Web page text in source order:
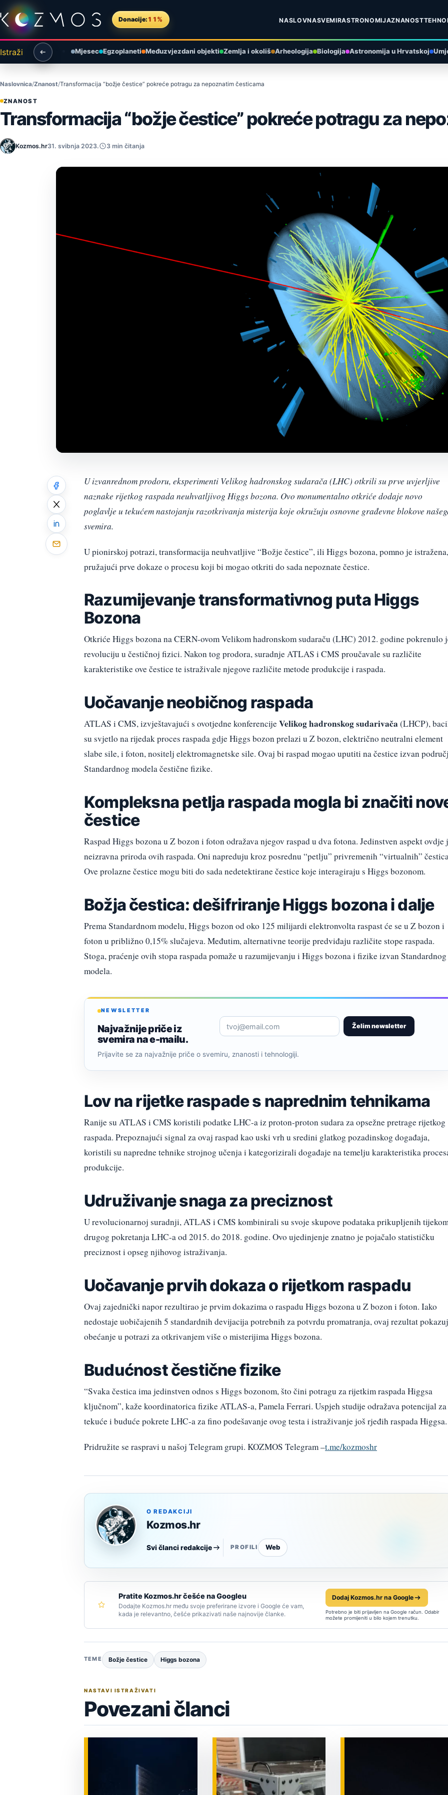
Preskoči na sadržaj
Donacije: 11% NASLOVNASVEMIRASTRONOMIJAZNANOST
Istraži Mjesec Egzoplaneti Međuzvjezdani objekti Zemlja i okoliš Arheologija Biologija Astronomija u Hrvatskoj
Naslovnica Znanost Transformacija “božje čestice” pokreće potragu za nepoznatim česticama
ZNANOST
Transformacija “božje čestice” pokreće potragu za
Kozmos.hr31. svibnja 2023. 3 min čitanja
U izvanrednom prodoru, eksperimenti Velikog hadronskog sudarača (LHC) otkrili su prve uvjerljive
naznake rijetkog raspada neuhvatljivog Higgs bozona. Ovo monumentalno otkriće dodaje novo
poglavlje u tekućem nastojanju razotkrivanja misterija koje okružuju osnovne građevne blokove
svemira.
U pionirskoj potrazi, transformacija neuhvatljive “Božje čestice”, ili Higgs bozona, pomno je istražena,
pružajući prve dokaze o procesu koji bi mogao otkriti do sada nepoznate čestice.
Razumijevanje transformativnog puta Higgs
Bozona
Otkriće Higgs bozona na CERN-ovom Velikom hadronskom sudaraču (LHC) 2012. godine pokrenulo
revoluciju u čestičnoj fizici. Nakon tog prodora, suradnje ATLAS i CMS proučavale su različite
karakteristike ove čestice te istraživale njegove različite metode produkcije i raspada.
Uočavanje neobičnog raspada
ATLAS i CMS, izvještavajući s ovotjedne konferencijeVelikog hadronskog sudarivača (LHCP),
su svjetlo na rijedak proces raspada gdje Higgs bozon prelazi u Z bozon, električno neutralni element
slabe sile, i foton, nositelj elektromagnetske sile. Ovaj bi raspad mogao uputiti na čestice izvan
Standardnog modela čestične fizike.
Kompleksna petlja raspada mogla bi značiti
čestice
Raspad Higgs bozona u Z bozon i foton odražava njegov raspad u dva fotona. Jedinstven aspekt ovdje
neizravna priroda ovih raspada. Oni napreduju kroz posrednu “petlju” privremenih “virtualnih”
Ove prolazne čestice mogu biti do sada nedetektirane čestice koje interagiraju s Higgs bozonom.
Božja čestica: dešifriranje Higgs bozona i dalje
Prema Standardnom modelu, Higgs bozon od oko 125 milijardi elektronvolta raspast će se u Z bozon i
foton u približno 0,15% slučajeva. Međutim, alternativne teorije predviđaju različite stope raspada.
Stoga, praćenje ovih stopa raspada pomaže u razumijevanju i Higgs bozona i fizike izvan Standardnog
modela.
NEWSLETTER
Najvažnije priče iz
svemira na e-mailu.
Želim newsletter
Prijavite se za najvažnije priče o svemiru, znanosti i tehnologiji.
Lov na rijetke raspade s naprednim tehnikama
Ranije su ATLAS i CMS koristili podatke LHC-a iz proton-proton sudara za opsežne pretrage rijetkog
raspada. Prepoznajući signal za ovaj raspad kao uski vrh u sredini glatkog pozadinskog događaja,
koristili su napredne tehnike strojnog učenja i kategorizirali događaje na temelju karakteristika
produkcije.
Udruživanje snaga za preciznost
U revolucionarnoj suradnji, ATLAS i CMS kombinirali su svoje skupove podataka prikupljenih
drugog pokretanja LHC-a od 2015. do 2018. godine. Ovo ujedinjenje znatno je pojačalo statističku
preciznost i opseg njihovog istraživanja.
Uočavanje prvih dokaza o rijetkom raspadu
Ovaj zajednički napor rezultirao je prvim dokazima o raspadu Higgs bozona u Z bozon i foton. Iako
nedostaje uobičajenih 5 standardnih devijacija potrebnih za potvrdu promatranja, ovaj rezultat
obećanje u potrazi za otkrivanjem više o misterijima Higgs bozona.
Budućnost čestične fizike
“Svaka čestica ima jedinstven odnos s Higgs bozonom, što čini potragu za rijetkim raspada Higgsa
ključnom”, kaže koordinatorica fizike ATLAS-a, Pamela Ferrari. Uspjeh studije odražava potencijal za
tekuće i buduće pokrete LHC-a za fino podešavanje ovog testa i istraživanje još rjeđih raspada Higgsa.
Pridružite se raspravi u našoj Telegram grupi. KOZMOS Telegram –t.me/kozmoshr
O REDAKCIJI
Kozmos.hr
Svi članci redakcije PROFILI Web
Pratite Kozmos.hr češće na Googleu
Dodajte Kozmos.hr među svoje preferirane izvore i Google će vam,
kada je relevantno, češće prikazivati naše najnovije članke.
Dodaj Kozmos.hr na Google
Potrebno je biti prijavljen na Google račun. Odabir
možete promijeniti u bilo kojem trenutku.
TEME Božje čestice Higgs bozona
NASTAVI ISTRAŽIVATI
Povezani članci